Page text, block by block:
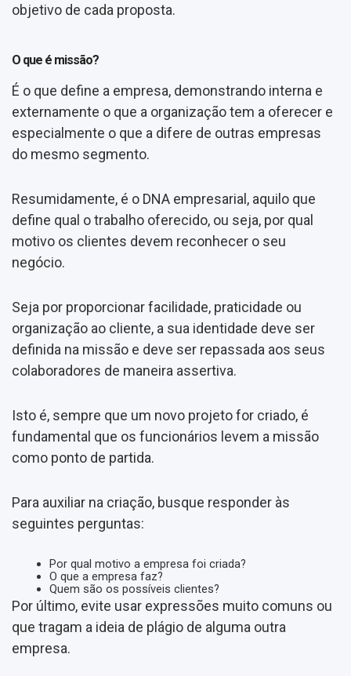
objetivo de cada proposta.
O que é missão?
É o que define a empresa, demonstrando interna e
externamente o que a organização tem a oferecer e
especialmente o que a difere de outras empresas
do mesmo segmento.
Resumidamente, é o DNA empresarial, aquilo que
define qual o trabalho oferecido, ou seja, por qual
motivo os clientes devem reconhecer o seu
negócio.
Seja por proporcionar facilidade, praticidade ou
organização ao cliente, a sua identidade deve ser
definida na missão e deve ser repassada aos seus
colaboradores de maneira assertiva.
Isto é, sempre que um novo projeto for criado, é
fundamental que os funcionários levem a missão
como ponto de partida.
Para auxiliar na criação, busque responder às
seguintes perguntas:
Por qual motivo a empresa foi criada?
O que a empresa faz?
Quem são os possíveis clientes?
Por último, evite usar expressões muito comuns ou
que tragam a ideia de plágio de alguma outra
empresa.